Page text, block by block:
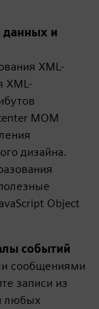
данных и
XML-
XML-
MOM
дизайна.
Object
событий
сообщениями
записи из
любых